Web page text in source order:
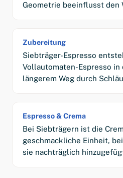
Geometrie beeinflusst den
Zubereitung
Siebträger-Espresso
Vollautomaten-Espresso in
längerem Weg durch
Espresso & Crema
Bei Siebträgern ist die
geschmackliche Einheit,
sie nachträglich